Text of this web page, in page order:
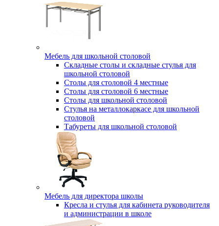
Мебель для школьной столовой
Складные столы и складные стулья для
школьной столовой
Столы для столовой 4 местные
Столы для столовой 6 местные
Столы для школьной столовой
Стулья на металлокаркасе для школьной
столовой
Табуреты для школьной столовой
Мебель для директора школы
Кресла и стулья для кабинета руководителя
и администрации в школе